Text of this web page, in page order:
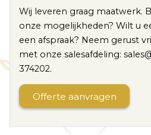
Wij leveren graag maatwerk.
onze mogelijkheden? Wilt u
een afspraak? Neem gerust
met onze salesafdeling:
374202.
Offerte aanvragen